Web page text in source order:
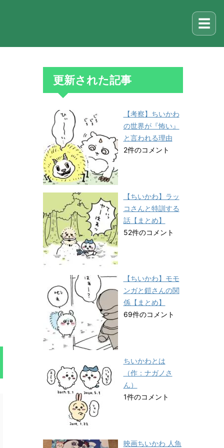
☰
更新された記事
【考察】ちいかわ
の世界が『怖い』
と言われる理由
2件のコメント
【ちいかわ】ラッ
コさんと特訓する
話【まとめ】
52件のコメント
【ちいかわ】モモ
ンガと鎧さんの関
係【まとめ】
69件のコメント
ちいかわとは
（作：ナガノさ
ん）
1件のコメント
映画ちいかわ 人魚